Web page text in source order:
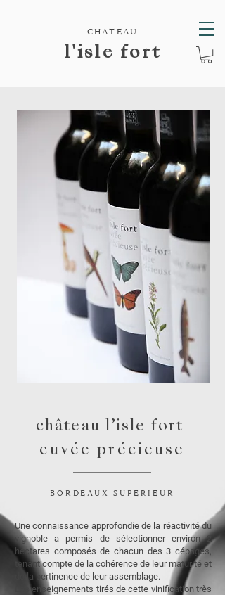
CHATEAU
l'isle fort
Une connaissance approfondie de la réactivité du
vignoble a permis de sélectionner environ 2
hectares composés de chacun des 3 cépages,
tenant compte de la cohérence de leur maturité et
de la pertinence de leur assemblage.
Les enseignements tirés de cette vinification très
BORDEAUX SUPERIEUR
château l’isle fort
cuvéeprécieuse